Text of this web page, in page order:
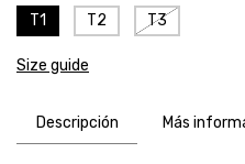
T1 T2 T3
Size guide
Descripción Más